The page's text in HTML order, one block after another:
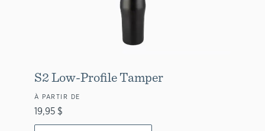
S2 Low-Profile Tamper
À PARTIR DE
19,95 $